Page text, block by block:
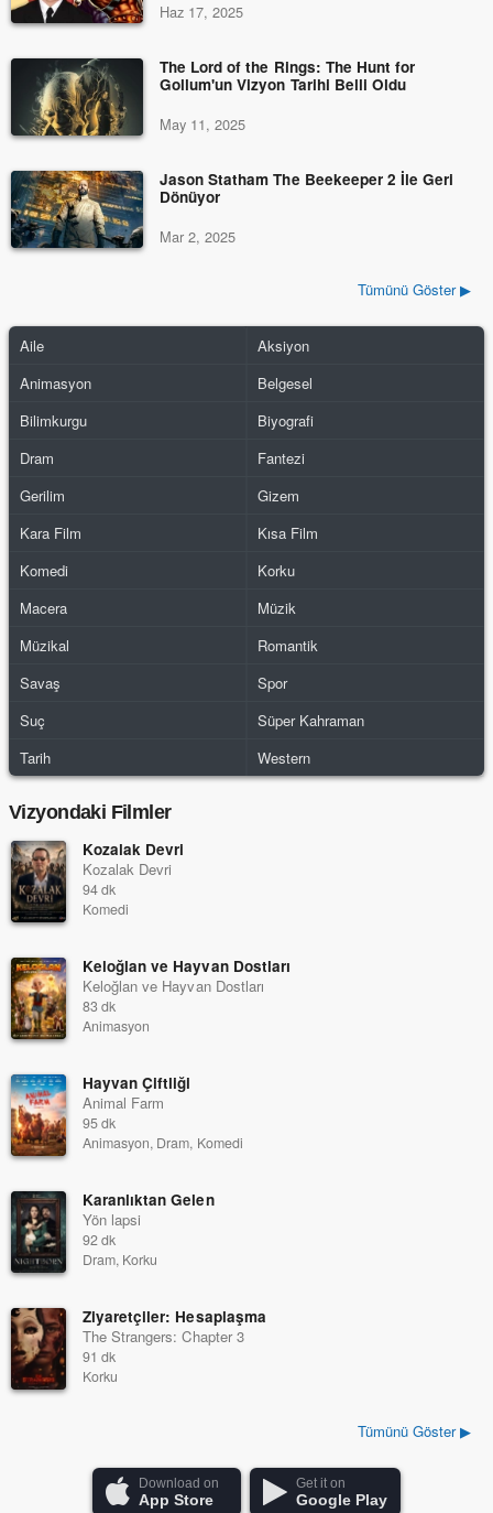
Haz 17, 2025
The Lord of the Rings: The Hunt for
Gollum'un Vizyon Tarihi Belli Oldu
May 11, 2025
Jason Statham The Beekeeper 2 İle Geri
Dönüyor
Mar 2, 2025
Tümünü Göster ▶
Aile
Aksiyon
Animasyon
Belgesel
Bilimkurgu
Biyografi
Dram
Fantezi
Gerilim
Gizem
Kara Film
Kısa Film
Komedi
Korku
Macera
Müzik
Müzikal
Romantik
Savaş
Spor
Suç
Süper Kahraman
Tarih
Western
Vizyondaki Filmler
Kozalak Devri
Kozalak Devri
94 dk
Komedi
Keloğlan ve Hayvan Dostları
Keloğlan ve Hayvan Dostları
83 dk
Animasyon
Hayvan Çiftliği
Animal Farm
95 dk
Animasyon, Dram, Komedi
Karanlıktan Gelen
Yön lapsi
92 dk
Dram, Korku
Ziyaretçiler: Hesaplaşma
The Strangers: Chapter 3
91 dk
Korku
Tümünü Göster ▶
Download on
App Store
Get it on
Google Play